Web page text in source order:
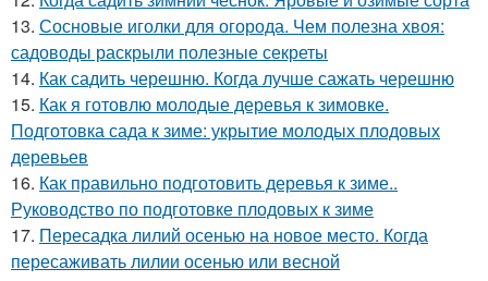
13. Сосновые иголки для огорода. Чем полезна хвоя:
садоводы раскрыли полезные секреты
14. Как садить черешню. Когда лучше сажать черешню
15. Как я готовлю молодые деревья к зимовке.
Подготовка сада к зиме: укрытие молодых плодовых
деревьев
16. Как правильно подготовить деревья к зиме..
Руководство по подготовке плодовых к зиме
17. Пересадка лилий осенью на новое место. Когда
пересаживать лилии осенью или весной